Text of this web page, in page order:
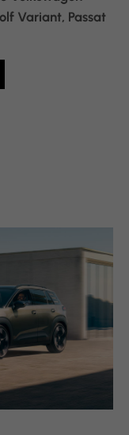
Variant, Passat